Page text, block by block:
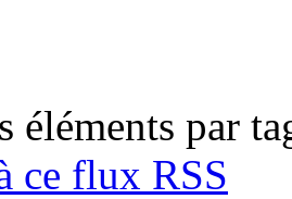
éléments par
ce flux RSS